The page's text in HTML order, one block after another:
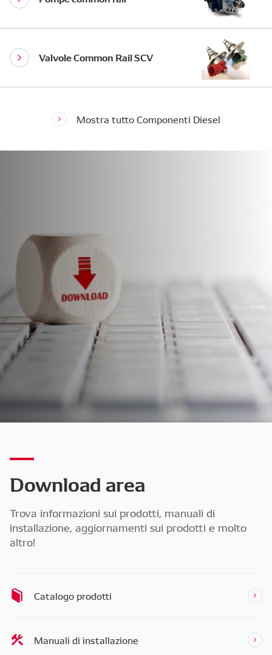
Valvole Common Rail SCV
Mostra tutto Componenti Diesel
Download area
Trova informazioni sui prodotti, manuali di
installazione, aggiornamenti sui prodotti e molto
altro!
Catalogo prodotti
Manuali di installazione